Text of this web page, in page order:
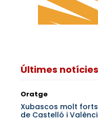
Últimes notícies
Oratge
Xubascos molt
de Castelló i